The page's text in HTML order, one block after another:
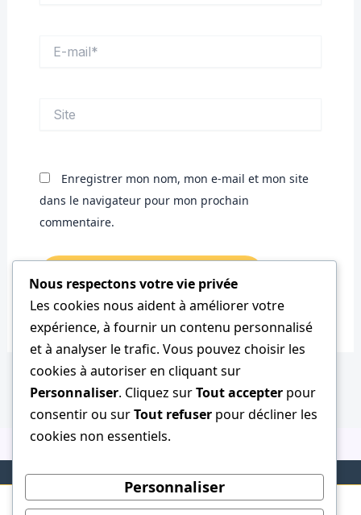
mail*
Enregistrer mon nom, mon e-mail et mon site
dans le navigateur pour mon prochain
commentaire.
Nous respectons votre vie privée
Les cookies nous aident à améliorer votre
expérience, à fournir un contenu personnalisé
et à analyser le trafic. Vous pouvez choisir les
cookies à autoriser en cliquant sur
Personnaliser. Cliquez surTout accepter pour
consentir ou surTout refuser pour décliner les
cookies non essentiels.
Personnaliser